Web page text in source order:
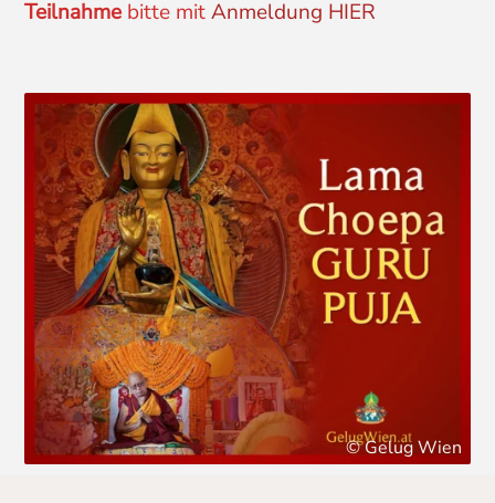
Teilnahme bitte mitAnmeldung HIER
© Gelug Wien